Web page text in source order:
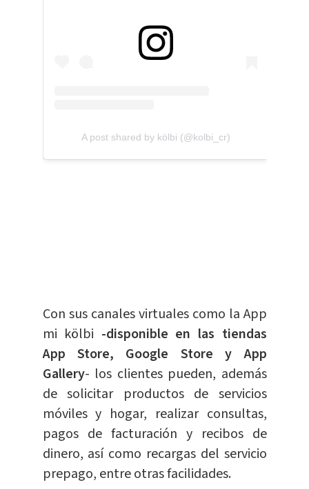
A post shared by kölbi (@kolbi_cr)
Con sus canales virtuales como la App
mi kölbi -disponible en las tiendas
App Store, Google Store y App
Gallery- los clientes pueden, además
de solicitar productos de servicios
móviles y hogar, realizar consultas,
pagos de facturación y recibos de
dinero, así como recargas del servicio
prepago, entre otras facilidades.